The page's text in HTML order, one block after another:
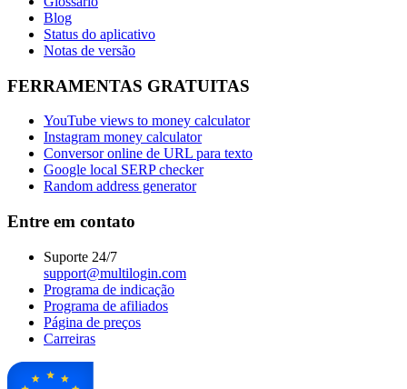
Blog
Status do aplicativo
Notas de versão
FERRAMENTAS GRATUITAS
YouTube views to money calculator
Instagram money calculator
Conversor online de URL para texto
Google local SERP checker
Random address generator
Entre em contato
Suporte 24/7
support@multilogin.com
Programa de indicação
Programa de afiliados
Página de preços
Carreiras